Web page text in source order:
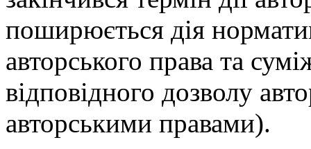
поширюється дія
авторського права та
відповідного дозволу
авторськими правами).